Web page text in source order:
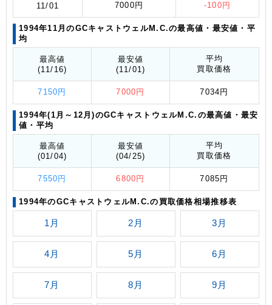
11/01 7000円 -100円
1994年11月のGCキャストウェルM.C.の最高値 ・最安値 ・平
均
最高値
(11/16)
最安値
(11/01)
平均
買取価格
7150円 7000円 7034円
1994年(1月～12月)のGCキャストウェルM.C.の最高値 ・最安
値 ・平均
最高値
(01/04)
最安値
(04/25)
平均
買取価格
7550円 6800円 7085円
1994年のGCキャストウェルM.C.の買取価格相場推移表
1月 2月 3月
4月 5月 6月
7月 8月 9月